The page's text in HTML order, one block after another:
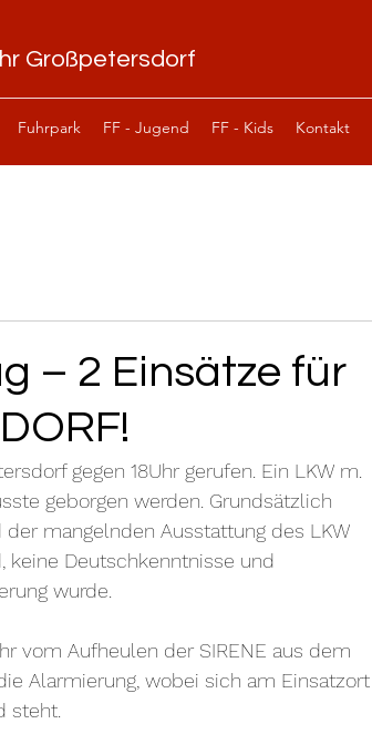
Großpetersdorf
Fuhrpark FF - Jugend FF - Kids Kontakt
– 2 Einsätze für
gegen 18Uhr gerufen. Ein LKW m.
geborgen werden. Grundsätzlich
der mangelnden Ausstattung des LKW
keine Deutschkenntnisse und
wurde.
vom Aufheulen der SIRENE aus dem
Alarmierung, wobei sich am Einsatzort
steht.